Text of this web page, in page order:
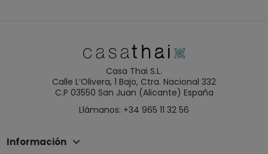
Casa Thai S.L.
Calle L’Olivera, 1 Bajo, Ctra. Nacional 332
C.P 03550 San Juan (Alicante) España
Llámanos: +34 965 11 32 56
Información